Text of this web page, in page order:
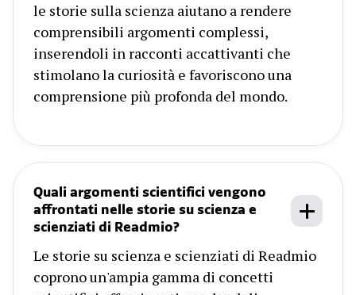
le storie sulla scienza aiutano a rendere
comprensibili argomenti complessi,
inserendoli in racconti accattivanti che
stimolano la curiosità e favoriscono una
comprensione più profonda del mondo.
Quali argomenti scientifici vengono
affrontati nelle storie su scienza e
scienziati di Readmio?
Le storie su scienza e scienziati di Readmio
coprono un'ampia gamma di concetti